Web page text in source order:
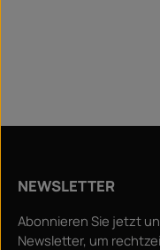
NEWSLETTER
Abonnieren Sie jetzt
Newsletter, um